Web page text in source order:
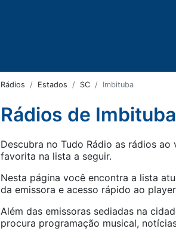
Rádios Estados SC Imbituba
Rádios de
Descubra no Tudo Rádio as rádios
favorita na lista a seguir.
Nesta página você encontra a lista
da emissora e acesso rápido ao
Além das emissoras sediadas na
procura programação musical,